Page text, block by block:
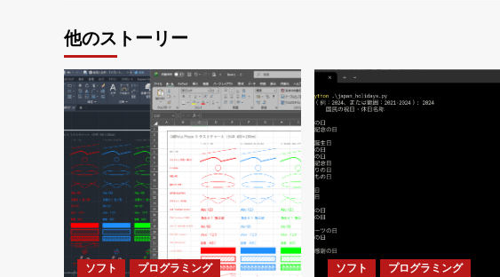
ビ
ゲ
ー
シ
ョ
ン
他のストーリー
ソフト プログラミング ソフト プログラミング